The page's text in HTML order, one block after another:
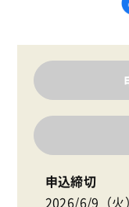
申込締切
2026/6/9（火